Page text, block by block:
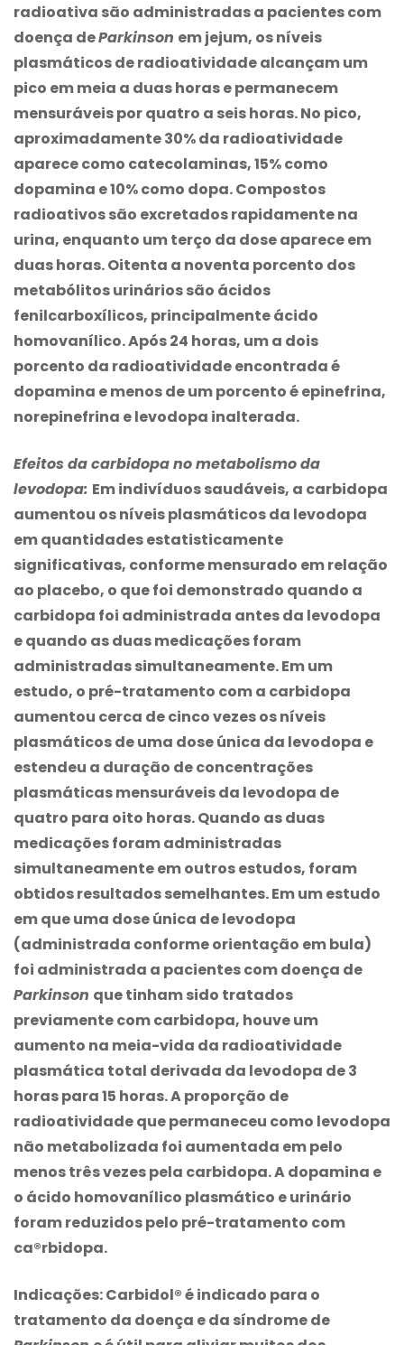
radioativa são administradas a pacientes com
doença deParkinson em jejum, os níveis
plasmáticos de radioatividade alcançam um
pico em meia a duas horas e permanecem
mensuráveis por quatro a seis horas. No pico,
aproximadamente 30% da radioatividade
aparece como catecolaminas, 15% como
dopamina e 10% como dopa. Compostos
radioativos são excretados rapidamente na
urina, enquanto um terço da dose aparece em
duas horas. Oitenta a noventa porcento dos
metabólitos urinários são ácidos
fenilcarboxílicos, principalmente ácido
homovanílico. Após 24 horas, um a dois
porcento da radioatividade encontrada é
dopamina e menos de um porcento é epinefrina,
norepinefrina e levodopa inalterada.
Efeitos da carbidopa no metabolismo da
levodopa: Em indivíduos saudáveis, a carbidopa
aumentou os níveis plasmáticos da levodopa
em quantidades estatisticamente
significativas, conforme mensurado em relação
ao placebo, o que foi demonstrado quando a
carbidopa foi administrada antes da levodopa
e quando as duas medicações foram
administradas simultaneamente. Em um
estudo, o pré-tratamento com a carbidopa
aumentou cerca de cinco vezes os níveis
plasmáticos de uma dose única da levodopa e
estendeu a duração de concentrações
plasmáticas mensuráveis da levodopa de
quatro para oito horas. Quando as duas
medicações foram administradas
simultaneamente em outros estudos, foram
obtidos resultados semelhantes. Em um estudo
em que uma dose única de levodopa
(administrada conforme orientação em bula)
foi administrada a pacientes com doença de
Parkinson que tinham sido tratados
previamente com carbidopa, houve um
aumento na meia-vida da radioatividade
plasmática total derivada da levodopa de 3
horas para 15 horas. A proporção de
radioatividade que permaneceu como levodopa
não metabolizada foi aumentada em pelo
menos três vezes pela carbidopa. A dopamina e
o ácido homovanílico plasmático e urinário
foram reduzidos pelo pré-tratamento com
ca®rbidopa.
Indicações:Carbidol® é indicado para o
tratamento da doença e da síndrome de